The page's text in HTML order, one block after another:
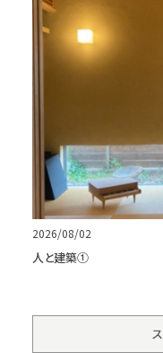
2026/08/02
人と建築①